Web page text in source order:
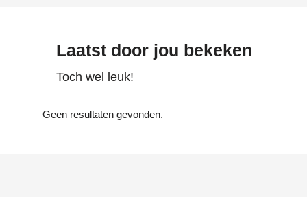
Laatst door jou bekeken
Toch wel leuk!
Geen resultaten gevonden.